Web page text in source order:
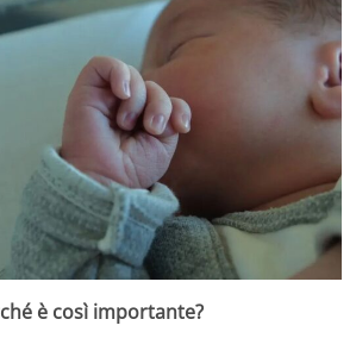
è così importante?